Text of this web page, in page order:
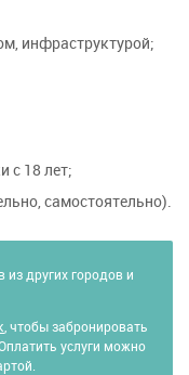
инфраструктурой;
с 18 лет;
самостоятельно).
из других городов и
, чтобы забронировать
услуги можно